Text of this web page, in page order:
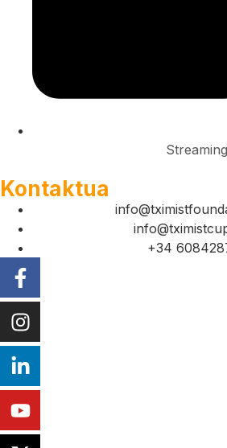
Streaming
Kontaktua
+34